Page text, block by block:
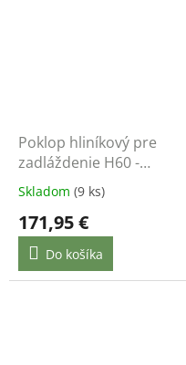
Poklop hliníkový pre
zadláždenie H60 -
400x400 - nosnosť do
12,5 t
Skladom (9 ks)
171,95 €
Do košíka